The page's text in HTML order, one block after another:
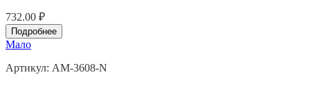
732.00 ₽
Подробнее
Мало
Артикул: AM-3608-N